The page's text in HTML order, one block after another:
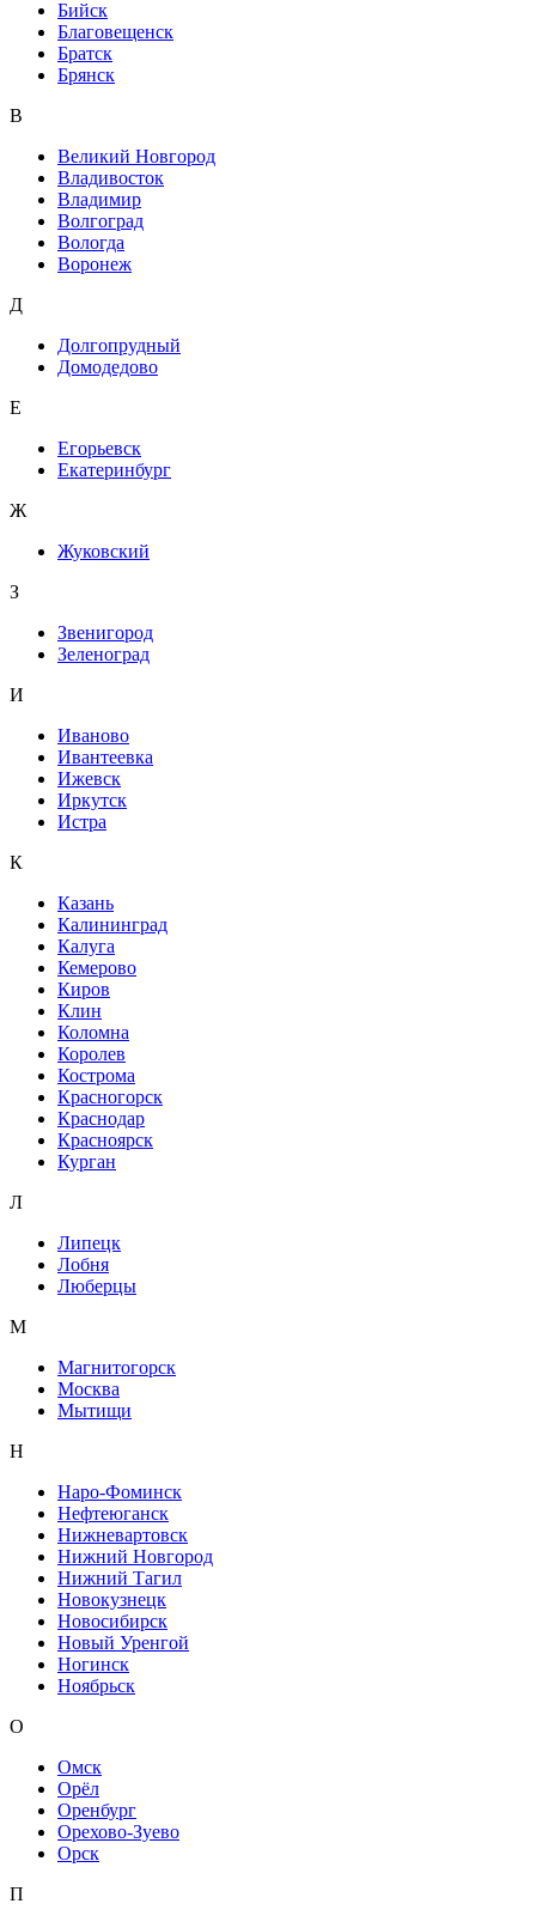
Бийск
Благовещенск
Братск
Брянск
В
Великий Новгород
Владивосток
Владимир
Волгоград
Вологда
Воронеж
Д
Долгопрудный
Домодедово
Е
Егорьевск
Екатеринбург
Ж
Жуковский
З
Звенигород
Зеленоград
И
Иваново
Ивантеевка
Ижевск
Иркутск
Истра
К
Казань
Калининград
Калуга
Кемерово
Киров
Клин
Коломна
Королев
Кострома
Красногорск
Краснодар
Красноярск
Курган
Л
Липецк
Лобня
Люберцы
М
Магнитогорск
Москва
Мытищи
Н
Наро-Фоминск
Нефтеюганск
Нижневартовск
Нижний Новгород
Нижний Тагил
Новокузнецк
Новосибирск
Новый Уренгой
Ногинск
Ноябрьск
О
Омск
Орёл
Оренбург
Орехово-Зуево
Орск
П